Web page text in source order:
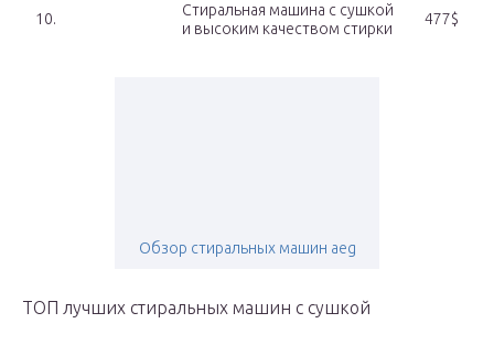
10.
Стиральная машина с сушкой
и высоким качеством стирки
477$
Обзор стиральных машин aeg
ТОП лучших стиральных машин с сушкой